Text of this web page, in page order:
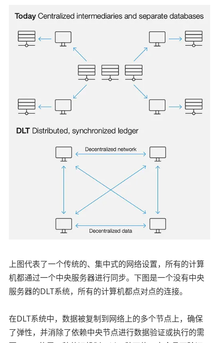
上图代表了一个传统的、集中式的网络设置，所有的计算
机都通过一个中央服务器进行同步。下图是一个没有中央
服务器的DLT系统，所有的计算机都点对点的连接。
在DLT系统中，数据被复制到网络上的多个节点上，确保
了弹性，并消除了依赖中央节点进行数据验证或执行的需